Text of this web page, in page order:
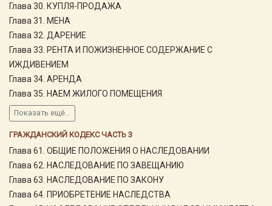
Глава 30. КУПЛЯ-ПРОДАЖА
Глава 31. МЕНА
Глава 32. ДАРЕНИЕ
Глава 33. РЕНТА И ПОЖИЗНЕННОЕ СОДЕРЖАНИЕ С
ИЖДИВЕНИЕМ
Глава 34. АРЕНДА
Глава 35. НАЕМ ЖИЛОГО ПОМЕЩЕНИЯ
Показать ещё...
ГРАЖДАНСКИЙ КОДЕКС ЧАСТЬ 3
Глава 61. ОБЩИЕ ПОЛОЖЕНИЯ О НАСЛЕДОВАНИИ
Глава 62. НАСЛЕДОВАНИЕ ПО ЗАВЕЩАНИЮ
Глава 63. НАСЛЕДОВАНИЕ ПО ЗАКОНУ
Глава 64. ПРИОБРЕТЕНИЕ НАСЛЕДСТВА